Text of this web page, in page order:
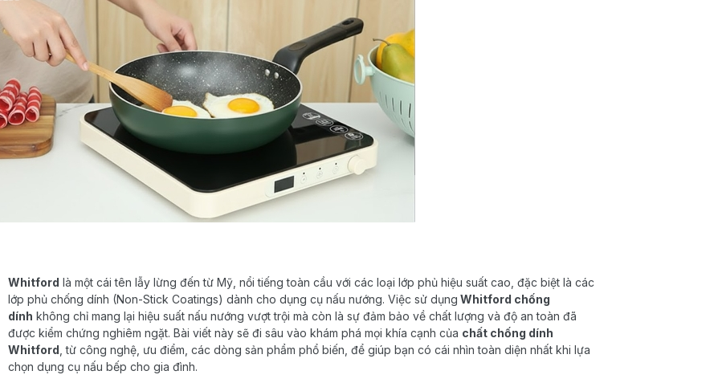
Whitford là một cái tên lẫy lừng đến từ Mỹ, nổi tiếng toàn cầu với các loại lớp phủ hiệu suất cao, đặc biệt là các
lớp phủ chống dính (Non-Stick Coatings) dành cho dụng cụ nấu nướng. Việc sử dụng Whitford chống
dính không chỉ mang lại hiệu suất nấu nướng vượt trội mà còn là sự đảm bảo về chất lượng và độ an toàn đã
được kiểm chứng nghiêm ngặt. Bài viết này sẽ đi sâu vào khám phá mọi khía cạnh của chất chống dính
Whitford , từ công nghệ, ưu điểm, các dòng sản phẩm phổ biến, để giúp bạn có cái nhìn toàn diện nhất khi lựa
chọn dụng cụ nấu bếp cho gia đình.